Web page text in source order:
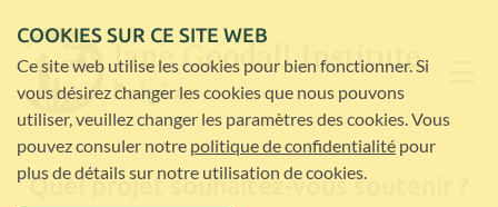
Quel projet souhaitez-vous soutenir ?
COOKIES SUR CE SITE WEB
Ce site web utilise les cookies pour bien fonctionner. Si
vous désirez changer les cookies que nous pouvons
utiliser, veuillez changer les paramètres des cookies. Vous
pouvez consuler notre politique de confidentialité pour
plus de détails sur notre utilisation de cookies.